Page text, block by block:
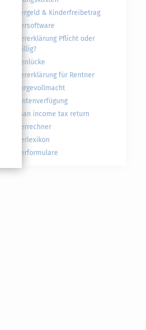
Kindergeld & Kinderfreibetrag
Steuersoftware
Steuererklärung Pflicht oder
freiwillig?
Rentenlücke
Steuererklärung für Rentner
Vorsorgevollmacht
Patientenverfügung
German income tax return
Steuerrechner
Steuerlexikon
Steuerformulare